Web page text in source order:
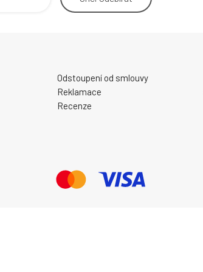
Odstoupení od smlouvy
Reklamace
Recenze